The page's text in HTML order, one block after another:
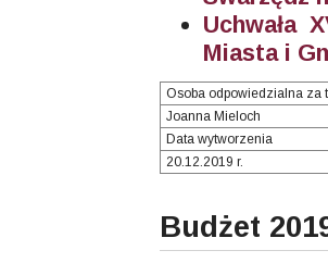
Uchwała
Miasta i
Osoba odpowiedzialna za
Joanna Mieloch
Data wytworzenia
20.12.2019 r.
Budżet